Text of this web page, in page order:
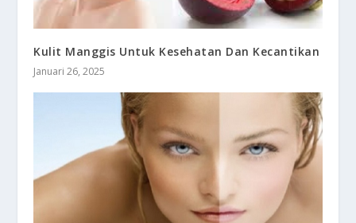
Kulit Manggis Untuk Kesehatan Dan Kecantikan
Januari 26, 2025